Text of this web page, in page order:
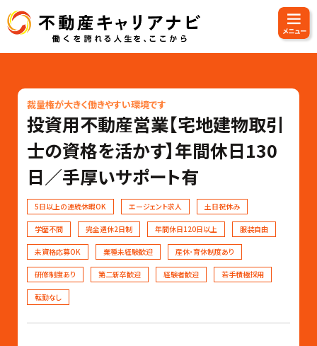
裁量権が大きく働きやすい環境です
投資用不動産営業【宅地建物取引
士の資格を活かす】年間休日130
日／手厚いサポート有
5日以上の連続休暇OK エージェント求人 土日祝休み
学歴不問 完全週休2日制 年間休日120日以上 服装自由
未資格応募OK 業種未経験歓迎 産休･育休制度あり
研修制度あり 第二新卒歓迎 経験者歓迎 若手積極採用
転勤なし